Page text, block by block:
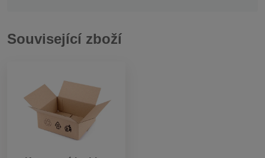
Související zboží